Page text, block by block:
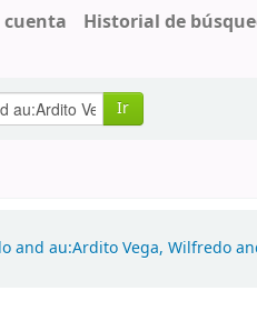
Historial de
Ir
and au:Ardito Vega, Wilfredo